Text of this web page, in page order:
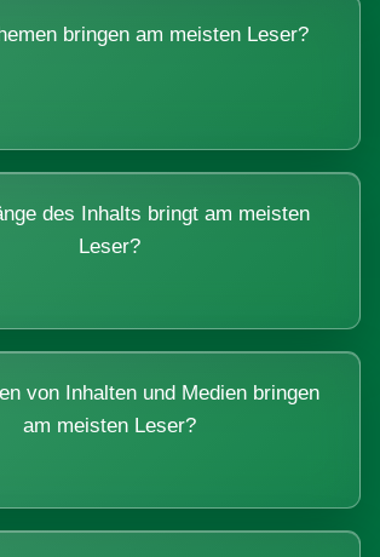
bringen am meisten Leser?
des Inhalts bringt am meisten
Leser?
von Inhalten und Medien bringen
am meisten Leser?